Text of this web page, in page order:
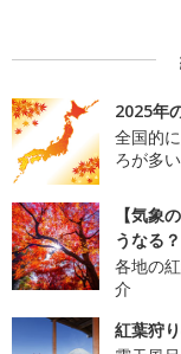
2025年
全国的
ろが多
【気象
うなる？
各地の
介
紅葉狩